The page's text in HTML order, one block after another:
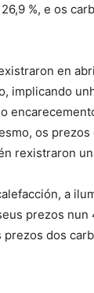
%, e os
en
implicando
os
rexistraron
a
prezos
prezos dos